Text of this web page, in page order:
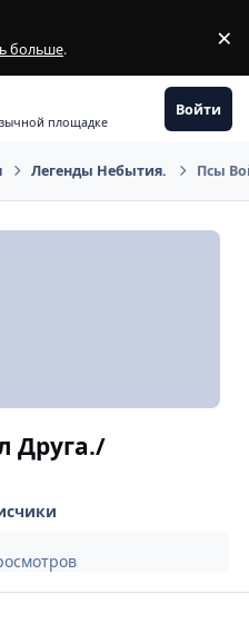
больше. ×
площадке
Войти
Легенды Небытия. Псы
Друга./